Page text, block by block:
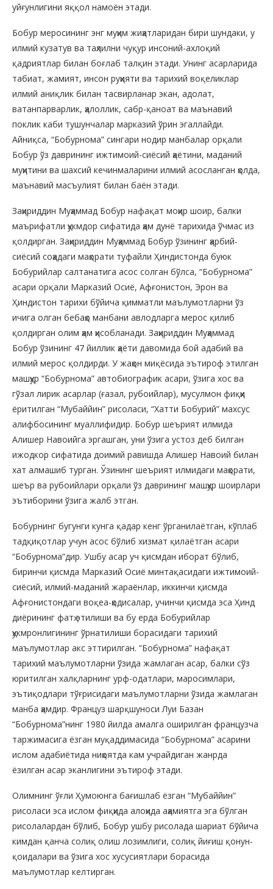
уйғунлигини яққол намоён этади.
Бобур меросининг энг муҳим жиҳатларидан бири шундаки, у
илмий кузатув ва таҳлилни чуқур инсоний-ахлоқий
қадриятлар билан боғлаб талқин этади. Унинг асарларида
табиат, жамият, инсон руҳияти ва тарихий воқеликлар
илмий аниқлик билан тасвирланар экан, адолат,
ватанпарварлик, ҳалоллик, сабр-қаноат ва маънавий
поклик каби тушунчалар марказий ўрин эгаллайди.
Айниқса, “Бобурнома” сингари нодир манбалар орқали
Бобур ўз даврининг ижтимоий-сиёсий ҳаётини, маданий
муҳитини ва шахсий кечинмаларини илмий асосланган ҳолда,
маънавий масъулият билан баён этади.
Заҳириддин Муҳаммад Бобур нафақат моҳир шоир, балки
маърифатли ҳукмдор сифатида ҳам дунё тарихида ўчмас из
қолдирган. Заҳириддин Муҳаммад Бобур ўзининг ҳарбий-
сиёсий соҳадаги маҳорати туфайли Ҳиндистонда буюк
Бобурийлар салтанатига асос солган бўлса, “Бобурнома”
асари орқали Марказий Осиё, Афғонистон, Эрон ва
Ҳиндистон тарихи бўйича қимматли маълумотларни ўз
ичига олган бебаҳо манбани авлодларга мерос қилиб
қолдирган олим ҳам ҳисобланади. Заҳириддин Муҳаммад
Бобур ўзининг 47 йиллик ҳаёти давомида бой адабий ва
илмий мерос қолдирди. У жаҳон миқёсида эътироф этилган
машҳур “Бобурнома” автобиографик асари, ўзига хос ва
гўзал лирик асарлар (ғазал, рубоийлар), мусулмон фиқҳи
ёритилган “Мубаййин” рисоласи, “Хатти Бобурий” махсус
алифбосининг муаллифидир. Бобур шеърият илмида
Алишер Навоийга эргашган, уни ўзига устоз деб билган
ижодкор сифатида доимий равишда Алишер Навоий билан
хат алмашиб турган. Ўзининг шеърият илмидаги маҳорати,
шеър ва рубоийлари орқали ўз даврининг машҳур шоирлари
эътиборини ўзига жалб этган.
Бобурнинг бугунги кунга қадар кенг ўрганилаётган, кўплаб
тадқиқотлар учун асос бўлиб хизмат қилаётган асари
“Бобурнома”дир. Ушбу асар уч қисмдан иборат бўлиб,
биринчи қисмда Марказий Осиё минтақасидаги ижтимоий-
сиёсий, илмий-маданий жараёнлар, иккинчи қисмда
Афғонистондаги воқеа-ҳодисалар, учинчи қисмда эса Ҳинд
диёрининг фатҳ этилиши ва бу ерда Бобурийлар
ҳукмронлигининг ўрнатилиши борасидаги тарихий
маълумотлар акс эттирилган. “Бобурнома” нафақат
тарихий маълумотларни ўзида жамлаган асар, балки сўз
юритилган халқларнинг урф-одатлари, маросимлари,
эътиқодлари тўғрисидаги маълумотларни ўзида жамлаган
манба ҳамдир. Француз шарқшуноси Луи Базан
“Бобурнома”нинг 1980 йилда амалга оширилган французча
таржимасига ёзган муқаддимасида “Бобурнома” асарини
ислом адабиётида ниҳоятда кам учрайдиган жанрда
ёзилган асар эканлигини эътироф этади.
Олимнинг ўғли Ҳумоюнга бағишлаб ёзган “Мубаййин”
рисоласи эса ислом фиқҳида алоҳида аҳамиятга эга бўлган
рисолалардан бўлиб, Бобур ушбу рисолада шариат бўйича
кимдан қанча солиқ олиш лозимлиги, солиқ йиғиш қонун-
қоидалари ва ўзига хос хусусиятлари борасида
маълумотлар келтирган.